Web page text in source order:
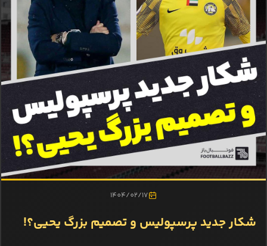
1404/02/17
شکار جدید پرسپولیس و تصمیم بزرگ یحیی؟!